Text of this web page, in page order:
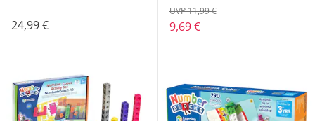
24,99 € 9,69 €
UVP 11,99 €